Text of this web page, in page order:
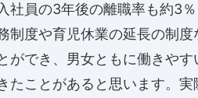
社員の3年後の離職率も約3
制度や育児休業の延長の制
ができ、男女ともに働きや
たことがあると思います。